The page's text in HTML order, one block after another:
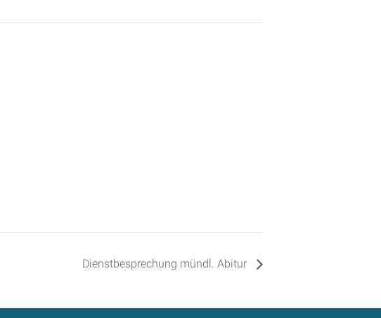
Dienstbesprechung mündl. Abitur